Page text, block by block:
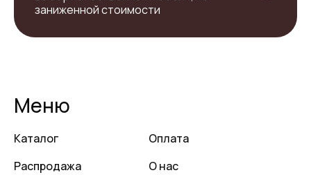
заниженной стоимости
Меню
Каталог
Распродажа
Оплата
О нас